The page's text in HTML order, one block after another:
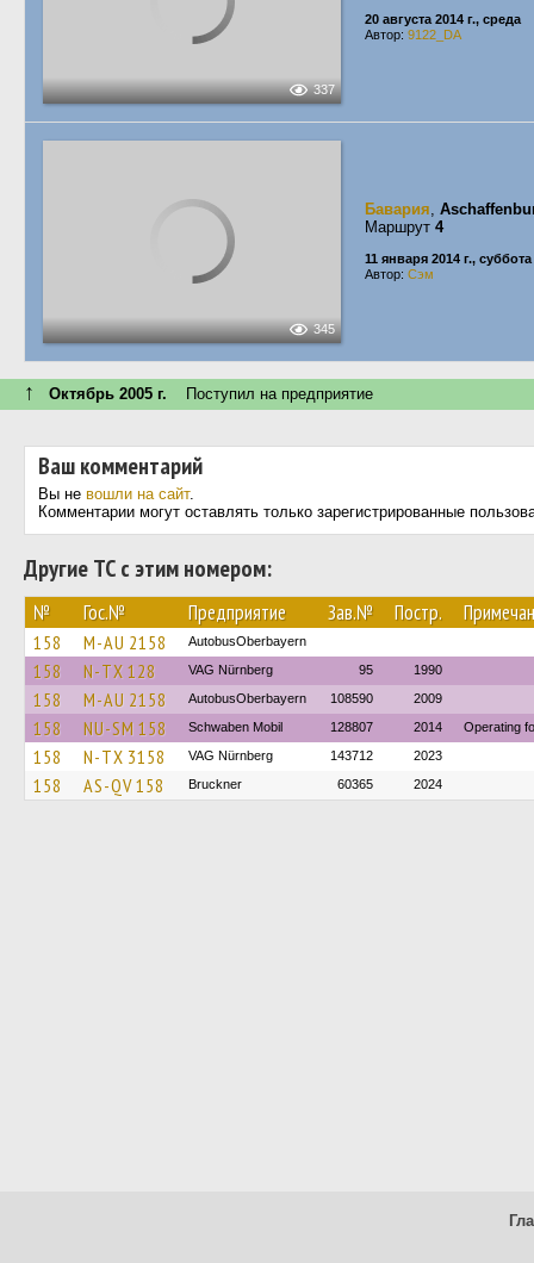
337
20 августа 2014 г., среда
Автор: 9122_DA
345
Бавария,
Маршрут 4
11 января 2014 г., суббота
Автор: Сэм
↑ Октябрь 2005 г. Поступил на предприятие
Ваш комментарий
Вы не вошли на сайт.
Комментарии могут оставлять только зарегистрированные
Другие ТС с этим номером:
№ Гос.№ Предприятие Зав.№ Постр.
158 M-AU 2158 AutobusOberbayern
158 N-TX 128 VAG Nürnberg 95 1990
158 M-AU 2158 AutobusOberbayern 108590 2009
158 NU-SM 158 Schwaben Mobil 128807 2014 Operating
158 N-TX 3158 VAG Nürnberg 143712 2023
158 AS-QV 158 Bruckner 60365 2024